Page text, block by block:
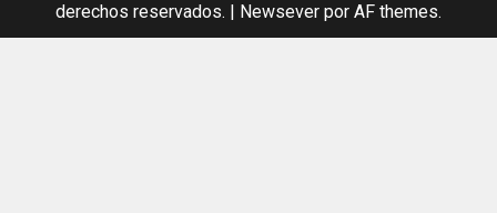
derechos reservados. | Newsever por AF themes.